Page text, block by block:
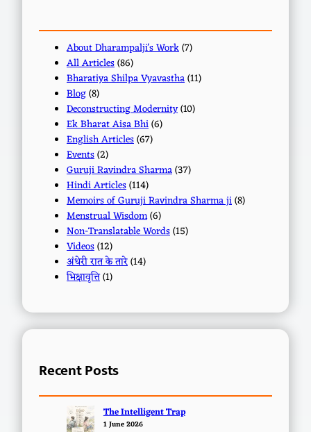
About Dharampalji's Work(7)
All Articles(86)
Bharatiya Shilpa Vyavastha(11)
Blog(8)
Deconstructing Modernity(10)
Ek Bharat Aisa Bhi(6)
English Articles(67)
Events(2)
Guruji Ravindra Sharma(37)
Hindi Articles(114)
Memoirs of Guruji Ravindra Sharma ji(8)
Menstrual Wisdom(6)
Non-Translatable Words(15)
Videos(12)
अंधेरी रात के तारे(14)
भिक्षावृत्ति(1)
Recent Posts
The Intelligent Trap
1 June 2026